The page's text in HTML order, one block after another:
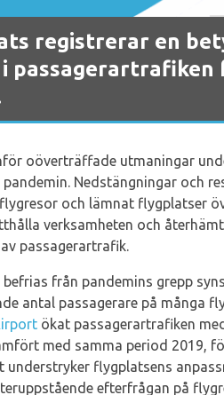
registrerar en
i passagerartrafiken
oöverträffade utmaningar
Nedstängningar och
och lämnat flygplatser
verksamheten och
passagerartrafik.
från pandemins grepp
antal passagerare på många
ökat passagerartrafiken
med samma period 2019,
understryker flygplatsens
efterfrågan på